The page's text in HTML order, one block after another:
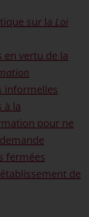
sur la Loi
en vertu de la
informelles
à la
pour ne
fermées
de